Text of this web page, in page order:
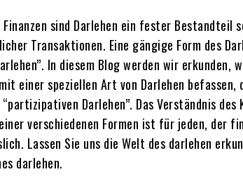
sind Darlehen ein fester Bestandteil
Transaktionen. Eine gängige Form des
In diesem Blog werden wir erkunden,
einer speziellen Art von Darlehen befassen,
“partizipativen Darlehen”. Das Verständnis
verschiedenen Formen ist für jeden, der
Lassen Sie uns die Welt des darlehen
darlehen.